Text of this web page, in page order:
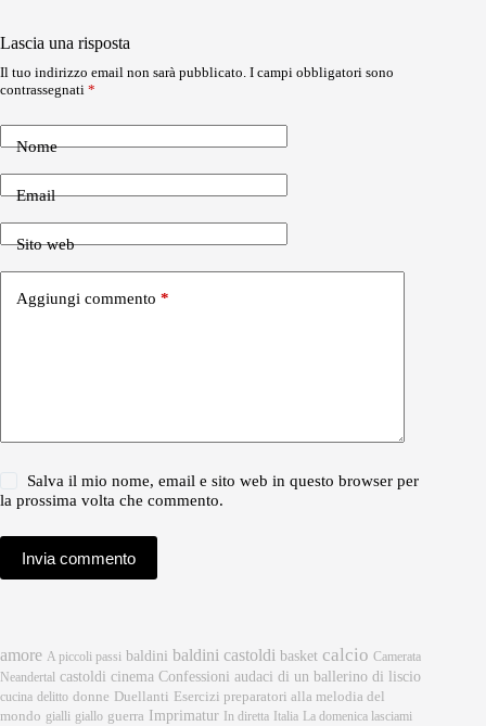
Lascia una risposta
Il tuo indirizzo email non sarà pubblicato. I campi obbligatori sono
contrassegnati *
Nome
Email
Sito web
Aggiungi commento *
Salva il mio nome, email e sito web in questo browser per
la prossima volta che commento.
Invia commento
amore A piccoli passi baldini baldini castoldi basket calcio Camerata
Neandertal castoldi cinema Confessioni audaci di un ballerino di liscio
cucina delitto donne Duellanti Esercizi preparatori alla melodia del
mondo gialli giallo guerra Imprimatur In diretta Italia La domenica lasciami